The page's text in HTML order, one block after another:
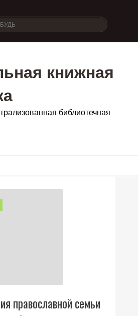
книжная
библиотечная
православной семьи